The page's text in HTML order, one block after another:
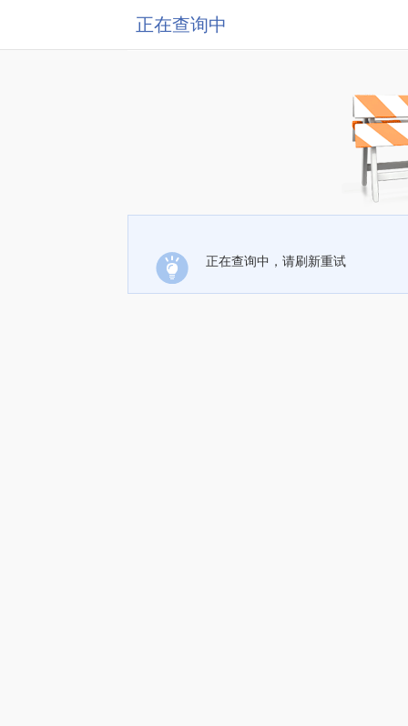
正在查询中
正在查询中，请刷新重试